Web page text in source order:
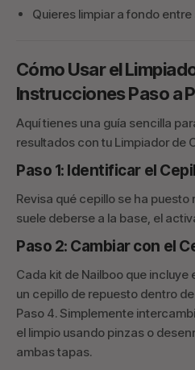
Quieres limpiar a fondo
Cómo Usar el
Instrucciones Paso a
Aquí tienes una guía sencilla
resultados con tu Limpiador de
Paso 1: Identificar el
Revisa qué cepillo se ha puesto
suele deberse a la base, el
Paso 2: Cambiar con el
Cada kit de Nailboo que incluye
un cepillo de repuesto dentro
Paso 4. Simplemente
el limpio usando pinzas o
ambas tapas.